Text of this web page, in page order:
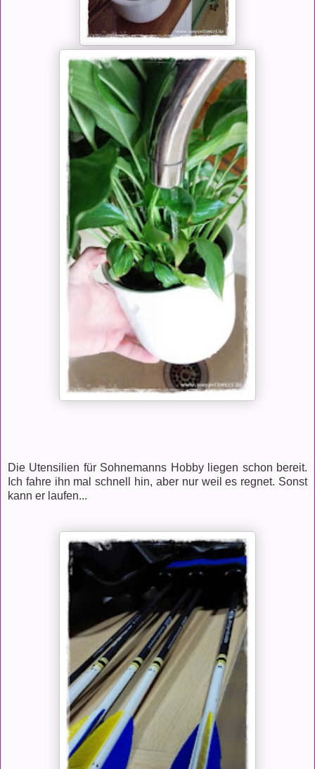
Die Utensilien für Sohnemanns Hobby liegen schon bereit.
Ich fahre ihn mal schnell hin, aber nur weil es regnet. Sonst
kann er laufen...